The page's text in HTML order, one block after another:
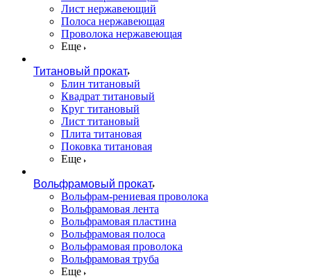
Лист нержавеющий
Полоса нержавеющая
Проволока нержавеющая
Еще
Титановый прокат
Блин титановый
Квадрат титановый
Круг титановый
Лист титановый
Плита титановая
Поковка титановая
Еще
Вольфрамовый прокат
Вольфрам-рениевая проволока
Вольфрамовая лента
Вольфрамовая пластина
Вольфрамовая полоса
Вольфрамовая проволока
Вольфрамовая труба
Еще